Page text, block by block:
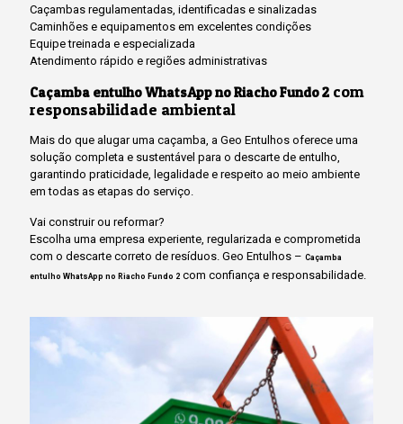
Caçambas regulamentadas, identificadas e sinalizadas
Caminhões e equipamentos em excelentes condições
Equipe treinada e especializada
Atendimento rápido e regiões administrativas
Caçamba entulho WhatsApp no Riacho Fundo 2 com
responsabilidade ambiental
Mais do que alugar uma caçamba, a Geo Entulhos oferece uma
solução completa e sustentável para o descarte de entulho,
garantindo praticidade, legalidade e respeito ao meio ambiente
em todas as etapas do serviço.
Vai construir ou reformar?
Escolha uma empresa experiente, regularizada e comprometida
com o descarte correto de resíduos. Geo Entulhos – Caçamba
entulho WhatsApp no Riacho Fundo 2 com confiança e responsabilidade.